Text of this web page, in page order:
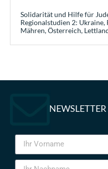
Solidarität und Hilfe für
Regionalstudien 2:
Mähren, Österreich,
NEWSLETTER